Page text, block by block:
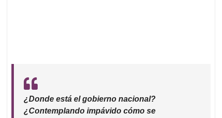
¿Donde está el gobierno nacional?
¿Contemplando impávido cómo se